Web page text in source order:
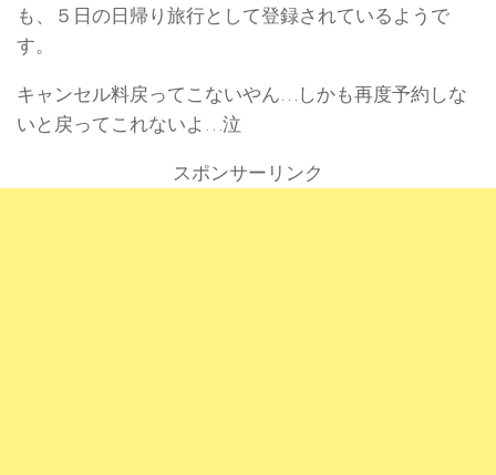
も、５日の日帰り旅行として登録されているようで
す。
キャンセル料戻ってこないやん…しかも再度予約しな
いと戻ってこれないよ…泣
スポンサーリンク